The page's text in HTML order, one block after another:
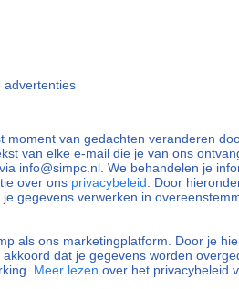
advertenties
moment van gedachten veranderen
van elke e-mail die je van ons
info@simpc.nl. We behandelen je
over ons privacybeleid . Door
gegevens verwerken in
als ons marketingplatform. Door je
dat je gegevens worden
Meer lezen over het privacybeleid